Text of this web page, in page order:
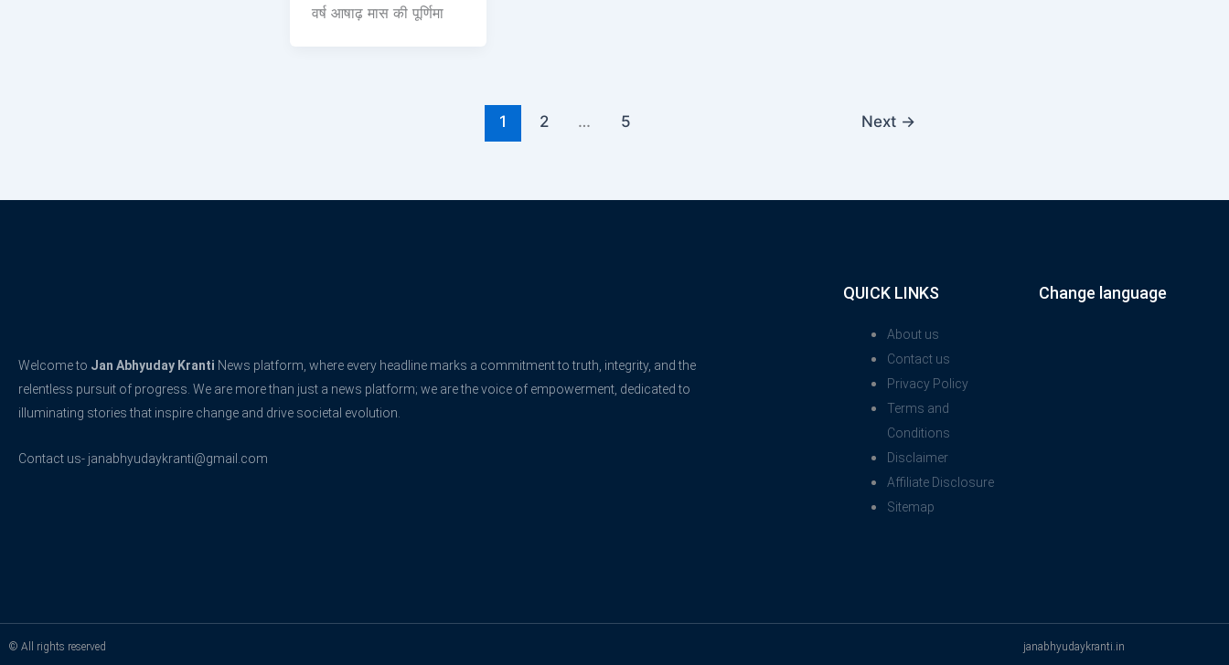
वर्ष आषाढ़ मास की पूर्णिमा
1 2 … 5 Next →
Welcome to Jan Abhyuday Kranti News platform, where every headline marks a commitment to truth, integrity, and the
relentless pursuit of progress. We are more than just a news platform; we are the voice of empowerment, dedicated to
illuminating stories that inspire change and drive societal evolution.
Contact us- janabhyudaykranti@gmail.com
QUICK LINKS
About us
Contact us
Privacy Policy
Terms and
Conditions
Disclaimer
Affiliate Disclosure
Sitemap
Change language
© All rights reserved janabhyudaykranti.in